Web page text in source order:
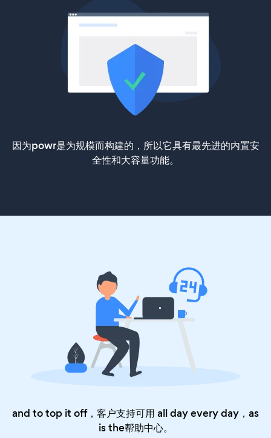
因为powr是为规模而构建的，所以它具有最先进的内置安
全性和大容量功能。
and to top it off，客户支持可用 all day every day，as
is the帮助中心。